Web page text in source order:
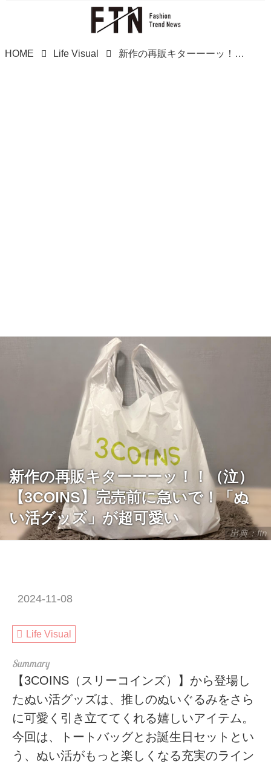
HOME Life Visual 新作の再販キターーーッ！！（泣）【3COINS】完売前に急いで！「ぬい活グッズ」が超可愛い
出典：ftn
新作の再販キターーーッ！！（泣）
【3COINS】完売前に急いで！「ぬ
い活グッズ」が超可愛い
2024-11-08
Life Visual
【3COINS（スリーコインズ）】から登場し
たぬい活グッズは、推しのぬいぐるみをさら
に可愛く引き立ててくれる嬉しいアイテム。
今回は、トートバッグとお誕生日セットとい
う、ぬい活がもっと楽しくなる充実のライン